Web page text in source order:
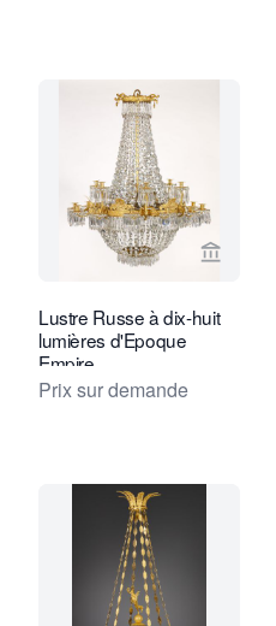
Voir la
Lustre Russe à dix-huit
lumières d'Epoque
Empire
Prix sur demande